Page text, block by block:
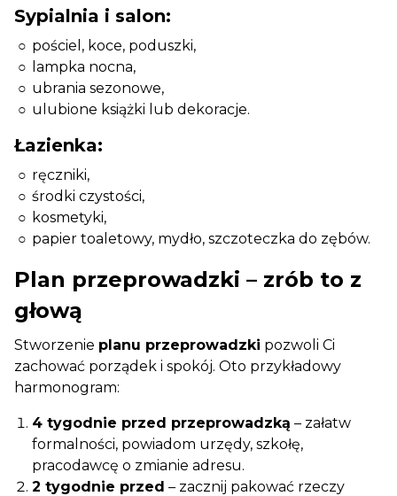
Sypialnia i salon:
pościel, koce, poduszki,
lampka nocna,
ubrania sezonowe,
ulubione książki lub dekoracje.
Łazienka:
ręczniki,
środki czystości,
kosmetyki,
papier toaletowy, mydło, szczoteczka do zębów.
Plan przeprowadzki – zrób to z
głową
Stworzenie planu przeprowadzki pozwoli Ci
zachować porządek i spokój. Oto przykładowy
harmonogram:
4 tygodnie przed przeprowadzką – załatw
formalności, powiadom urzędy, szkołę,
pracodawcę o zmianie adresu.
2 tygodnie przed – zacznij pakować rzeczy